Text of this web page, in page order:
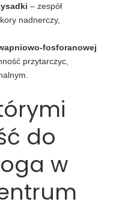
– zespół
nadnerczy,
fosforanowej
przytarczyc,
do
w